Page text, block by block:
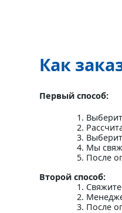
Как
Первый способ:
Мы
После
Второй способ:
После